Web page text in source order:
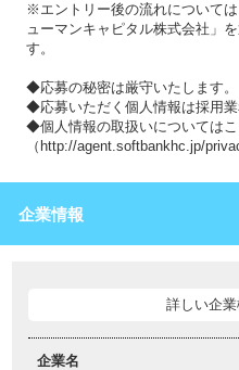
※エントリー後の流れについて
ューマンキャピタル株式会社」
す。
◆応募の秘密は厳守いたします。
◆応募いただく個人情報は採用業
◆個人情報の取扱いについてはこ
（http://agent.softbankhc.jp/
企業情報
詳しい企
企業名